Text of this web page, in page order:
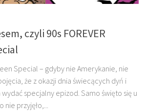
czyli 90s FOREVER
Special – gdyby nie Amerykanie, nie
że z okazji dnia świecących dyń i
specjalny epizod. Samo święto się u
nie przyjęło,...